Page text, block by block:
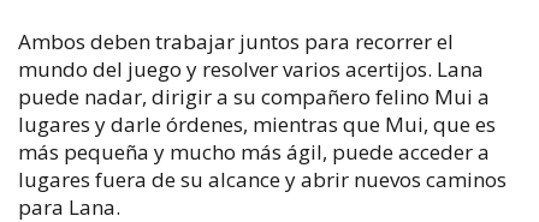
Ambos deben trabajar juntos para recorrer el
mundo del juego y resolver varios acertijos. Lana
puede nadar, dirigir a su compañero felino Mui a
lugares y darle órdenes, mientras que Mui, que es
más pequeña y mucho más ágil, puede acceder a
lugares fuera de su alcance y abrir nuevos caminos
para Lana.